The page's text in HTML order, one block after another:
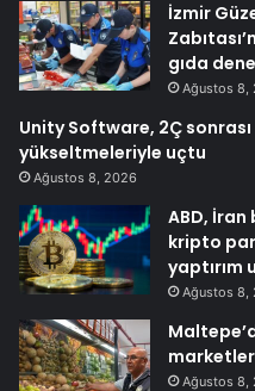
İzmir
gıda
Ağustos 8,
Unity Software, 2Ç
yükseltmeleriyle uçtu
Ağustos 8, 2026
ABD, İran
kripto
yaptırım
Ağustos 8,
Ağustos 8,